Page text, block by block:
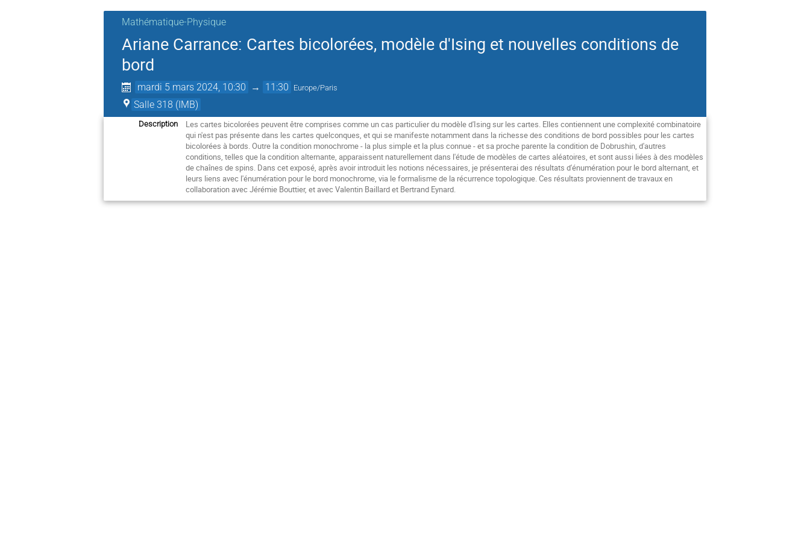
Mathématique-Physique
Ariane Carrance: Cartes bicolorées, modèle d'Ising et nouvelles conditions de
bord
mardi 5 mars 2024, 10:30 → 11:30 Europe/Paris
Salle 318 (IMB)
Description
Les cartes bicolorées peuvent être comprises comme un cas particulier du modèle d'Ising sur les cartes. Elles contiennent une complexité combinatoire
qui n'est pas présente dans les cartes quelconques, et qui se manifeste notamment dans la richesse des conditions de bord possibles pour les cartes
bicolorées à bords. Outre la condition monochrome - la plus simple et la plus connue - et sa proche parente la condition de Dobrushin, d'autres
conditions, telles que la condition alternante, apparaissent naturellement dans l'étude de modèles de cartes aléatoires, et sont aussi liées à des modèles
de chaînes de spins. Dans cet exposé, après avoir introduit les notions nécessaires, je présenterai des résultats d'énumération pour le bord alternant, et
leurs liens avec l'énumération pour le bord monochrome, via le formalisme de la récurrence topologique. Ces résultats proviennent de travaux en
collaboration avec Jérémie Bouttier, et avec Valentin Baillard et Bertrand Eynard.